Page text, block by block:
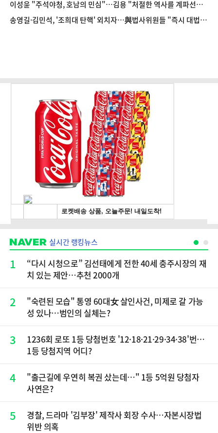
이성윤 "주석야청, 호남의 민심"…김용 "처절한 역사를 계파선거
말장난으로 쓰나"
송영길·김민석, '조희대 탄핵' 외치자…與법사위원들 "즉시 대법
실시간 랭킹뉴스
1
“다시 시청으로” 김선태에게 전한 40세 충주시장의 재
치 있는 제안…추천 2000개
2
"숙련된 모습" 통영 60대女 살인사건, 미제로 갈 가능
성 있나…범인의 실체는?
3
1236회 로또 1등 당첨번호 '12·18·21·29·34·38'번…
1등 당첨지역 어디?
4
"출근길에 우연히 복권 샀는데…" 1등 5억원 당첨자
사연은?
5
경찰, 드라마 '김부장' 제작사 회장 수사…자본시장법
위반 의혹